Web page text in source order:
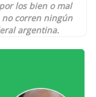
los bien o mal
corren ningún
argentina.